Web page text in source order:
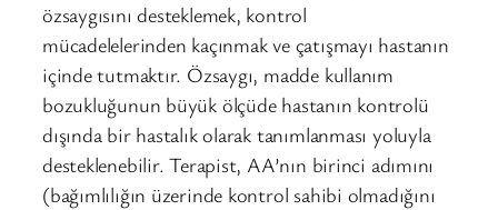
özsaygısını desteklemek, kontrol
mücadelelerinden kaçınmak ve çatışmayı hastanın
içinde tutmaktır. Özsaygı, madde kullanım
bozukluğunun büyük ölçüde hastanın kontrolü
dışında bir hastalık olarak tanımlanması yoluyla
desteklenebilir. Terapist, AA’nın birinci adımını
(bağımlılığın üzerinde kontrol sahibi olmadığını